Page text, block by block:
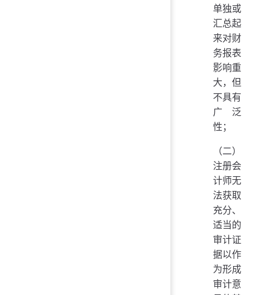
单独或
汇总起
来对财
务报表
影响重
大，但
不具有
广泛
性；
（二）
注册会
计师无
法获取
充分、
适当的
审计证
据以作
为形成
审计意